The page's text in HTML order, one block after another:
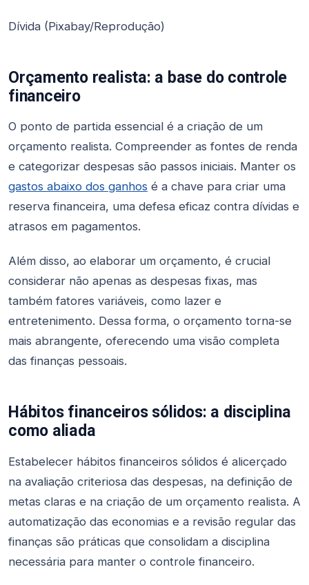
Dívida (Pixabay/Reprodução)
Orçamento realista: a base do controle
financeiro
O ponto de partida essencial é a criação de um
orçamento realista. Compreender as fontes de renda
e categorizar despesas são passos iniciais. Manter os
gastos abaixo dos ganhos é a chave para criar uma
reserva financeira, uma defesa eficaz contra dívidas e
atrasos em pagamentos.
Além disso, ao elaborar um orçamento, é crucial
considerar não apenas as despesas fixas, mas
também fatores variáveis, como lazer e
entretenimento. Dessa forma, o orçamento torna-se
mais abrangente, oferecendo uma visão completa
das finanças pessoais.
Hábitos financeiros sólidos: a disciplina
como aliada
Estabelecer hábitos financeiros sólidos é alicerçado
na avaliação criteriosa das despesas, na definição de
metas claras e na criação de um orçamento realista. A
automatização das economias e a revisão regular das
finanças são práticas que consolidam a disciplina
necessária para manter o controle financeiro.